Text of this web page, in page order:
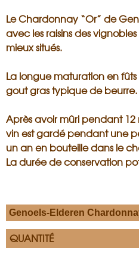
Le Chardonnay “Or” de
avec les raisins des
mieux situés.
La longue maturation en
gout gras typique de beurre.
Après avoir mûri pendant
vin est gardé pendant une
un an en bouteille dans le
La durée de conservation
QUANTITÉ